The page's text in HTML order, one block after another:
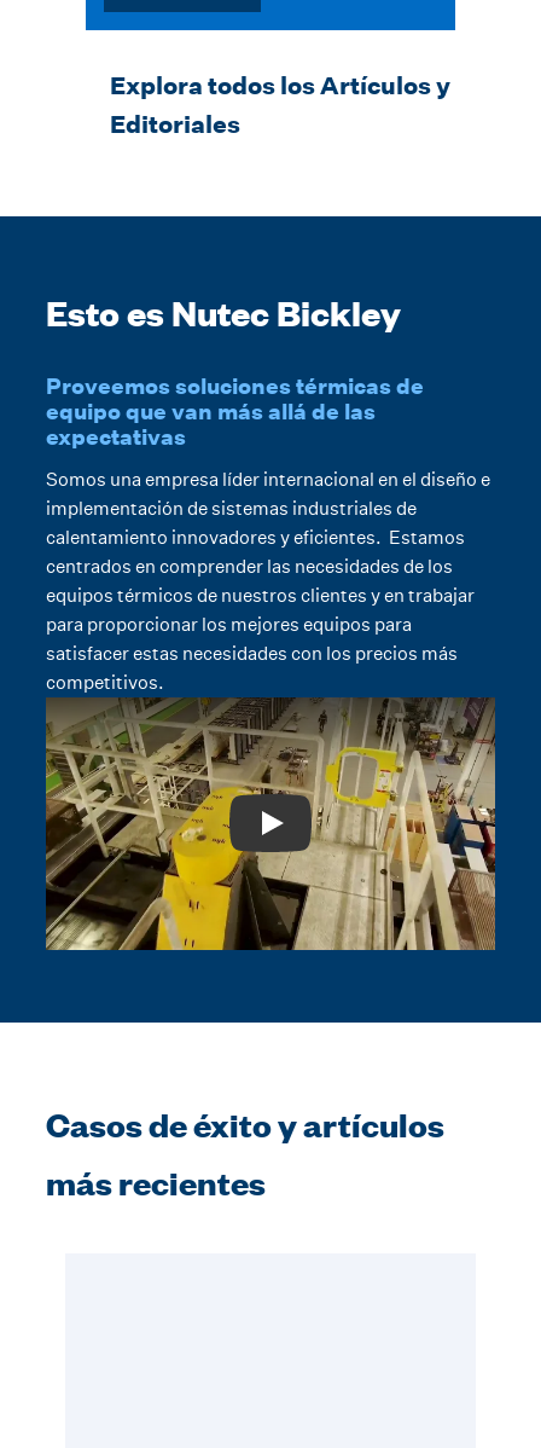
Explora todos los Artículos y
Editoriales
Esto es Nutec Bickley
Proveemos soluciones térmicas de
equipo que van más allá de las
expectativas
Somos una empresa líder internacional en el diseño e
implementación de sistemas industriales de
calentamiento innovadores y eficientes. Estamos
centrados en comprender las necesidades de los
equipos térmicos de nuestros clientes y en trabajar
para proporcionar los mejores equipos para
satisfacer estas necesidades con los precios más
competitivos.
Play: Video Title
Casos de éxito y artículos
más recientes